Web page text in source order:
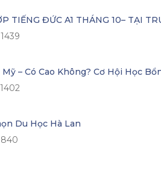
TIẾNG ĐỨC A1 THÁNG 10– TẠI
1439
– Có Cao Không? Cơ Hội Học
1402
Du Học Hà Lan
840